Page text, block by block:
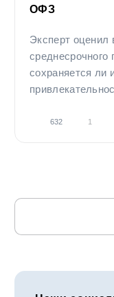
ОФЗ
Эксперт оценил
среднесрочного
сохраняется ли
632 1